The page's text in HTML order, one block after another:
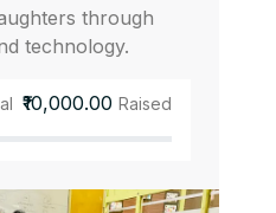
through
technology.
₹10,000.00 Raised